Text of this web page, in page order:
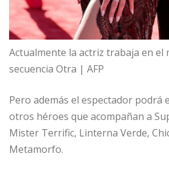
Actualmente la actriz trabaja en el
secuencia Otra | AFP
Pero además el espectador podrá
otros héroes que acompañan a
Mister Terrific, Linterna Verde,
Metamorfo.